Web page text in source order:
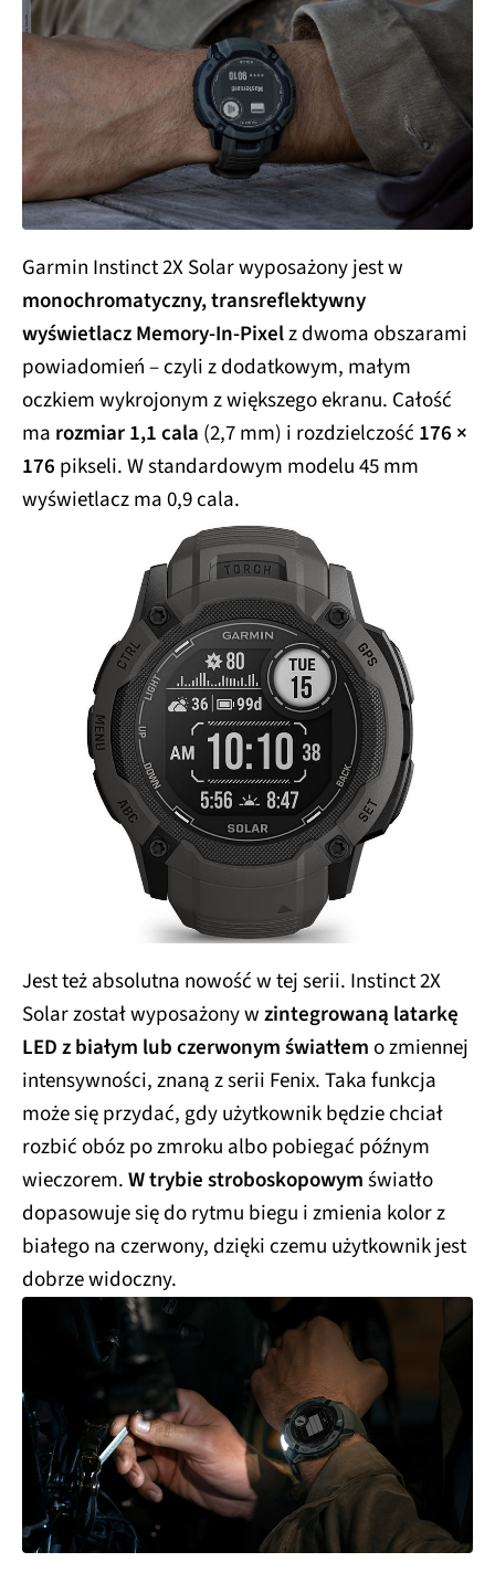
Garmin Instinct 2X Solar wyposażony jest w
monochromatyczny, transreflektywny
wyświetlacz Memory-In-Pixelz dwoma obszarami
powiadomień – czyli z dodatkowym, małym
oczkiem wykrojonym z większego ekranu. Całość
ma rozmiar 1,1 cala (2,7 mm) i rozdzielczość 176 ×
176 pikseli. W standardowym modelu 45 mm
wyświetlacz ma 0,9 cala.
Jest też absolutna nowość w tej serii. Instinct 2X
Solar został wyposażony wzintegrowaną latarkę
LED z białym lub czerwonym światłemo zmiennej
intensywności, znaną z serii Fenix. Taka funkcja
może się przydać, gdy użytkownik będzie chciał
rozbić obóz po zmroku albo pobiegać późnym
wieczorem.W trybie stroboskopowymświatło
dopasowuje się do rytmu biegu i zmienia kolor z
białego na czerwony, dzięki czemu użytkownik jest
dobrze widoczny.